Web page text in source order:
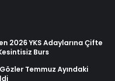
2026 YKS Adaylarına Çifte
Burs
Temmuz Ayındaki